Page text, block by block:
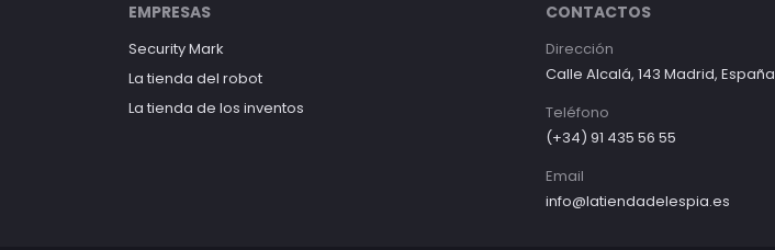
EMPRESAS
Security Mark
La tienda del robot
La tienda de los inventos
CONTACTOS
Dirección
Calle Alcalá, 143 Madrid, España
Teléfono
(+34) 91 435 56 55
Email
info@latiendadelespia.es